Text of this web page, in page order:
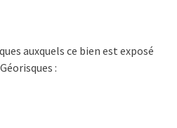
auxquels ce bien est exposé
: